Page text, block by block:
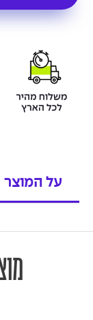
על המוצר